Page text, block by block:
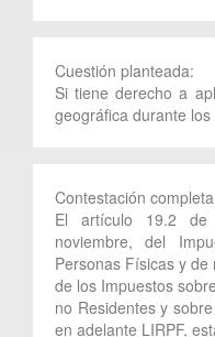
Cuestión planteada:
Si tiene derecho a
geográfica durante
Contestación
El artículo 19.2
noviembre, del
Personas Físicas y
de los Impuestos
no Residentes y
en adelante LIRPF,